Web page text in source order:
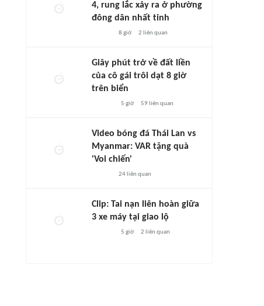
4, rung lắc xảy ra ở phường
đông dân nhất tỉnh
8 giờ 2 liên quan
Giây phút trở về đất liền
của cô gái trôi dạt 8 giờ
trên biển
5 giờ 59 liên quan
Video bóng đá Thái Lan vs
Myanmar: VAR tặng quà
'Voi chiến'
24liên quan
Clip: Tai nạn liên hoàn giữa
3 xe máy tại giao lộ
5 giờ 2 liên quan